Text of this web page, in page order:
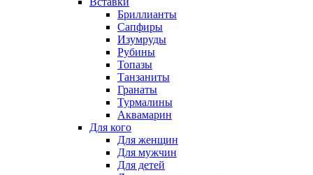
Бриллианты
Сапфиры
Изумруды
Рубины
Топазы
Танзаниты
Гранаты
Турмалины
Аквамарин
Для кого
Для женщин
Для мужчин
Для детей